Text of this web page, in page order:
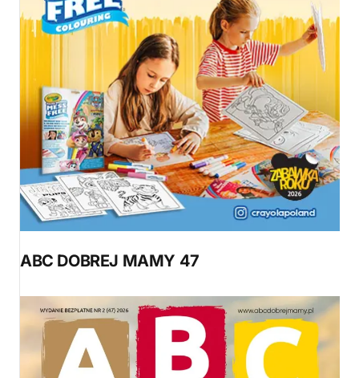
ABC DOBREJ MAMY 47